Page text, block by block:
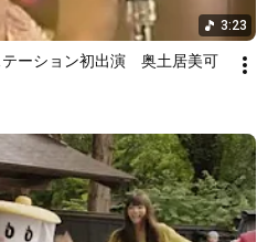
3:23
ーション初出演　奥土居美可